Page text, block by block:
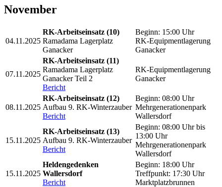
November
04.11.2025
RK-Arbeitseinsatz (10)
Ramadama Lagerplatz
Ganacker
Beginn: 15:00 Uhr
RK-Equipmentlagerung
Ganacker
07.11.2025
RK-Arbeitseinsatz (11)
Ramadama Lagerplatz
Ganacker Teil 2
Bericht
RK-Equipmentlagerung
Ganacker
08.11.2025
RK-Arbeitseinsatz (12)
Aufbau 9. RK-Winterzauber
Bericht
Beginn: 08:00 Uhr
Mehrgenerationenpark
Wallersdorf
15.11.2025
RK-Arbeitseinsatz (13)
Aufbau 9. RK-Winterzauber
Bericht
Beginn: 08:00 Uhr bis
13:00 Uhr
Mehrgenerationenpark
Wallersdorf
15.11.2025
Heldengedenken
Wallersdorf
Bericht
Beginn: 18:00 Uhr
Treffpunkt: 17:30 Uhr
Marktplatzbrunnen